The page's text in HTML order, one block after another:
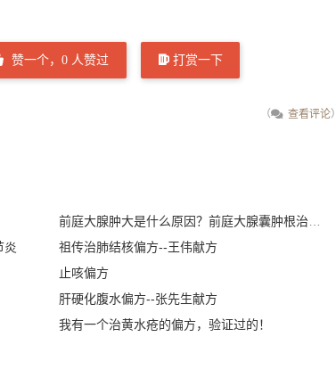
赞一个， 0 人赞过 打赏一下
（ 查看评论）
炎
祖传治肺结核偏方--王伟献方
止咳偏方
肝硬化腹水偏方--张先生献方
我有一个治黄水疮的偏方，验证过的！